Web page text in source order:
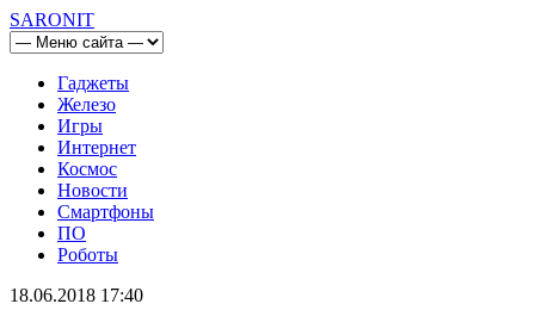
SARONIT
Гаджеты
Железо
Игры
Интернет
Космос
Новости
Смартфоны
ПО
Роботы
18.06.2018 17:40